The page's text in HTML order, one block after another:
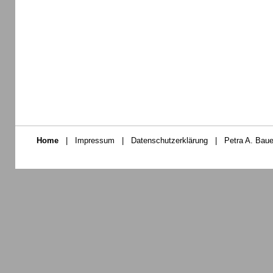
Home | Impressum | Datenschutzerklärung | Petra A.